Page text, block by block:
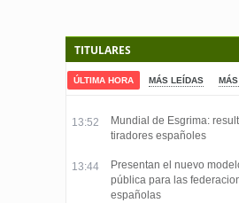
TITULARES
ÚLTIMA HORA MÁS LEÍDAS
13:52
Mundial de Esgrima:
tiradores españoles
13:44
Presentan el nuevo
pública para las
españolas